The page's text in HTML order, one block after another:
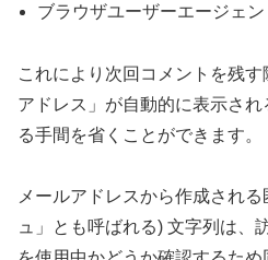
ブラウザユーザーエージェン
これにより次回コメントを残
アドレス」が自動的に表示さ
る手間を省くことができます。
メールアドレスから作成され
ュ」とも呼ばれる) 文字列は、